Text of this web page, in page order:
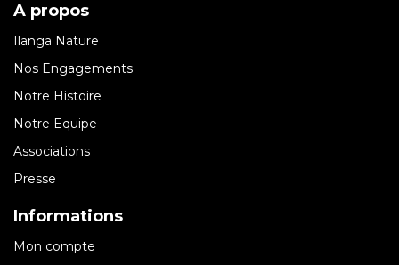
A propos
Ilanga Nature
Nos Engagements
Notre Histoire
Notre Equipe
Associations
Presse
Informations
Mon compte